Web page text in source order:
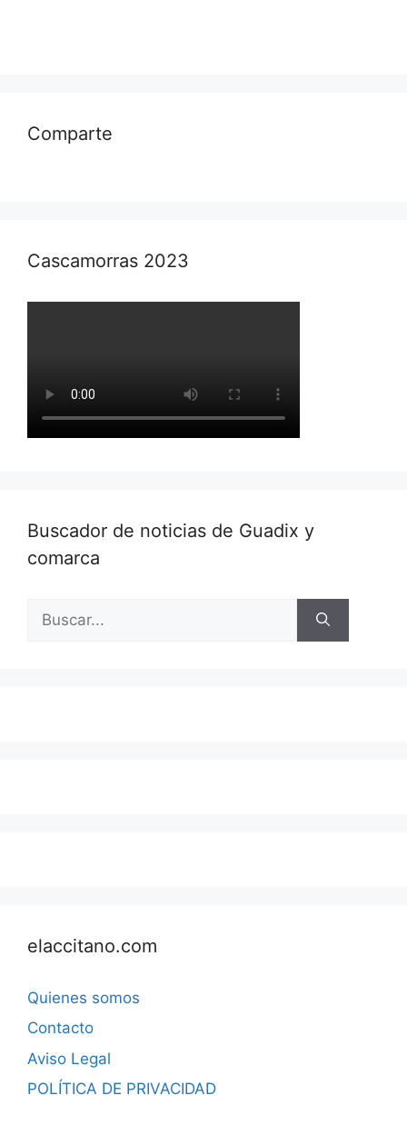
Comparte
Cascamorras 2023
Buscador de noticias de Guadix y
comarca
elaccitano.com
Quienes somos
Contacto
Aviso Legal
POLÍTICA DE PRIVACIDAD